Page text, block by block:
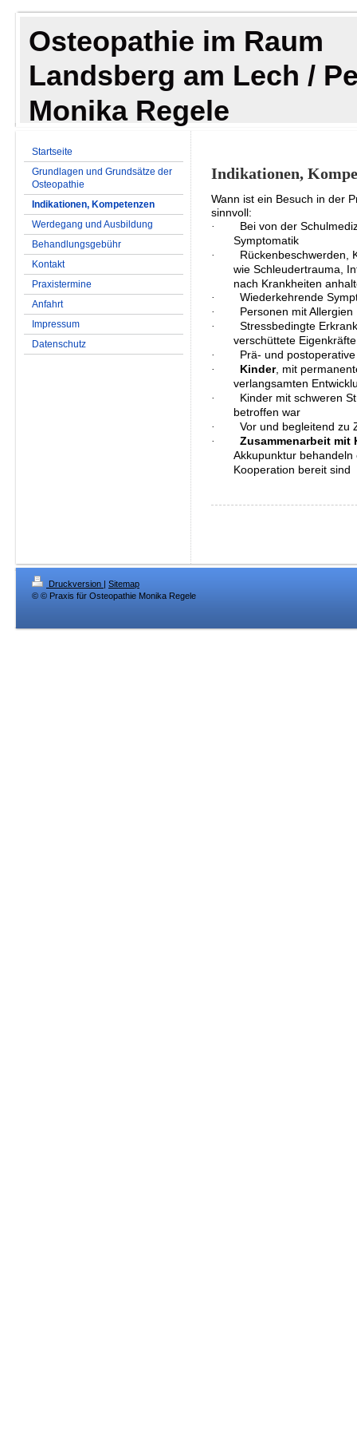
Osteopathie im Raum
Landsberg am Lech /
Monika Regele
Startseite
Grundlagen und Grundsätze der
Osteopathie
Indikationen, Kompetenzen
Werdegang und Ausbildung
Behandlungsgebühr
Kontakt
Praxistermine
Anfahrt
Impressum
Datenschutz
Indikationen,
Wann ist ein Besuch in der
sinnvoll:
·
Bei von der
Symptomatik
·
Rückenbeschwerden,
wie Schleudertrauma,
nach Krankheiten
·
Wiederkehrende
·
Personen mit Allergien
·
Stressbedingte
verschüttete
·
Prä- und
·
Kinder, mit
verlangsamten
·
Kinder mit schweren
betroffen war
·
Vor und begleitend zu
·
Zusammenarbeit mit
Akkupunktur
Kooperation bereit sind
Druckversion | Sitemap
© © Praxis für Osteopathie Monika Regele